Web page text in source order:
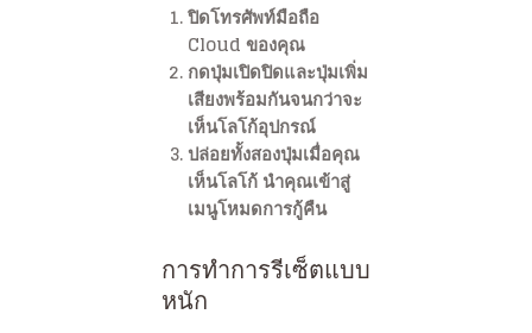
ปิดโทรศัพท์มือถือ
Cloud ของคุณ
กดปุ่มเปิดปิดและปุ่มเพิ่ม
เสียงพร้อมกันจนกว่าจะ
เห็นโลโก้อุปกรณ์
ปล่อยทั้งสองปุ่มเมื่อคุณ
เห็นโลโก้ นำคุณเข้าสู่
เมนูโหมดการกู้คืน
การทำการรีเซ็ตแบบ
หนัก